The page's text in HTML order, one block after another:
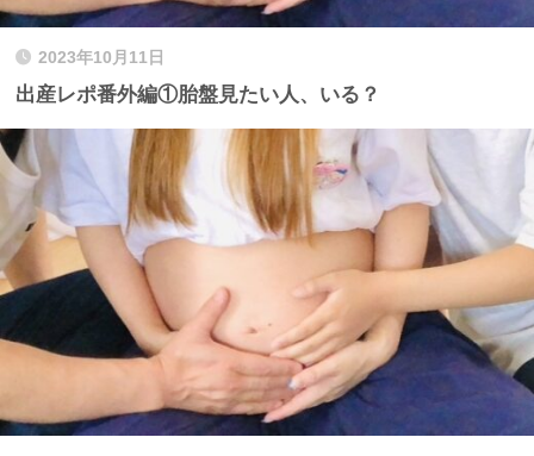
2023年10月11日
出産レポ番外編①胎盤見たい人、いる？